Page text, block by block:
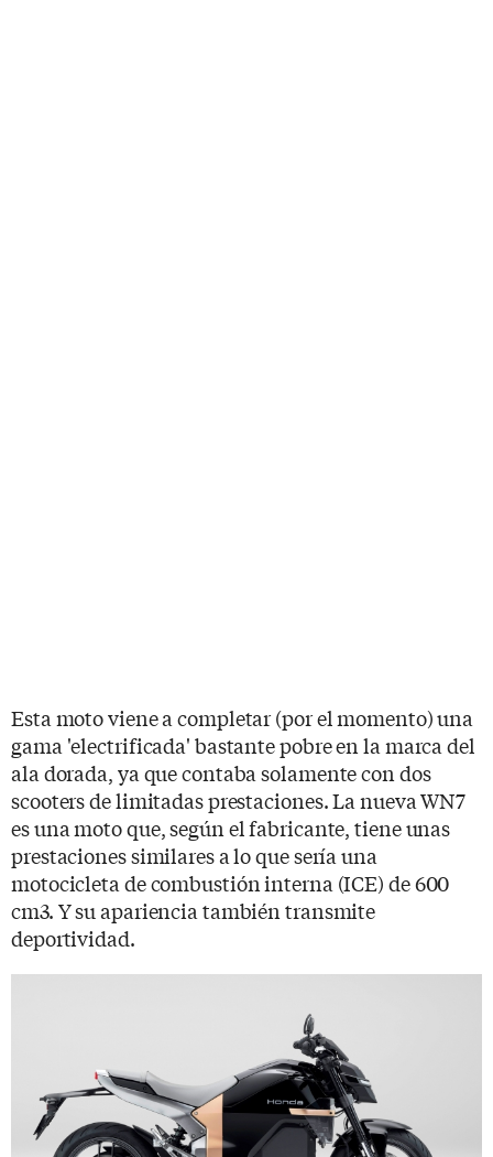
Esta moto viene a completar (por el momento) una
gama 'electrificada' bastante pobre en la marca del
ala dorada, ya que contaba solamente con dos
scooters de limitadas prestaciones. La nueva WN7
es una moto que, según el fabricante, tiene unas
prestaciones similares a lo que sería una
motocicleta de combustión interna (ICE) de 600
cm3. Y su apariencia también transmite
deportividad.